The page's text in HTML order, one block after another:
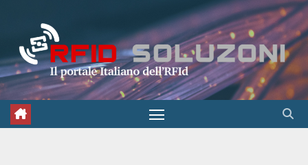
contenuto